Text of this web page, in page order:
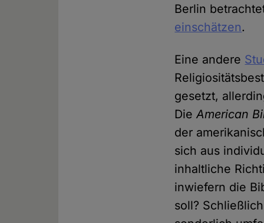
Berlin
einschätzen.
Eine andere
gesetzt,
DieAmerican
der
sich aus
inhaltliche
inwiefern die
soll?